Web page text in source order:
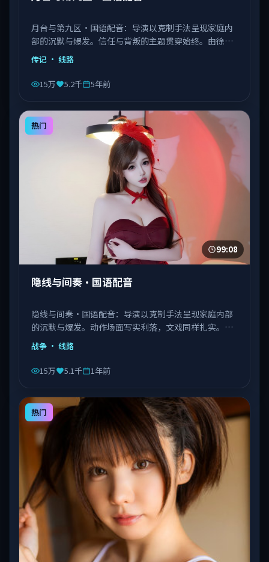
月台与第九区·国语配音：导演以克制手法呈现家庭内
部的沉默与爆发。信任与背叛的主题贯穿始终。由徐克
执导，章子怡、菅田将晖、张子枫等主演，中国台湾出
品，类型为传记。
传记 · 线路
15万 5.2千 5年前
热门
99:08
隐线与间奏·国语配音
隐线与间奏·国语配音：导演以克制手法呈现家庭内部
的沉默与爆发。动作场面写实利落，文戏同样扎实。由
李安执导，王景春、艾伦、赵丽颖等主演，中国大陆出
品，类型为战争。
战争 · 线路
15万 5.1千 1年前
热门